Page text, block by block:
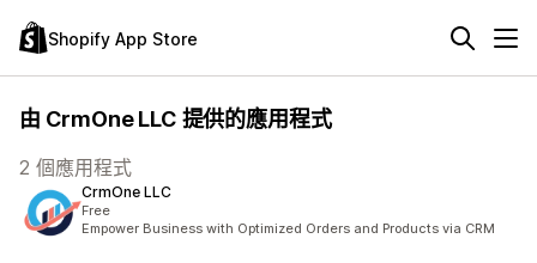
Shopify App Store
由 CrmOne LLC 提供的應用程式
2 個應用程式
CrmOne LLC
Free
Empower Business with Optimized Orders and Products via CRM